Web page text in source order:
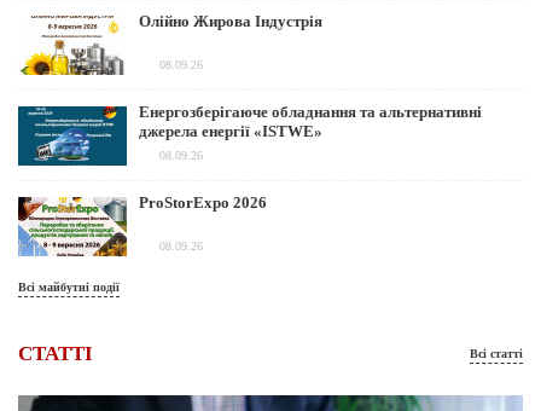
Олійно Жирова Індустрія
08.09.26
Енергозберігаюче обладнання та альтернативні
джерела енергії «ISTWE»
08.09.26
ProStorExpo 2026
08.09.26
Всі майбутні події
СТАТТІ Всі статті